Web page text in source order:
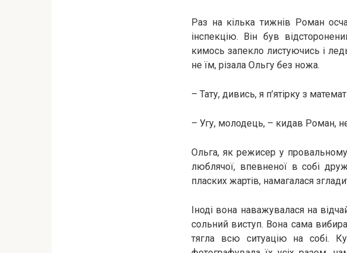
Раз на кілька тижнів Роман
інспекцію. Він був
кимось запекло листуючись і
не їм, різала Ольгу без ножа.
– Тату, дивись, я п’ятірку з
– Угу, молодець, – кидав Роман,
Ольга, як режисер у провальному
люблячої, впевненої в собі
пласких жартів, намагалася
Іноді вона наважувалася на
сольний виступ. Вона сама
тягла всю ситуацію на собі.